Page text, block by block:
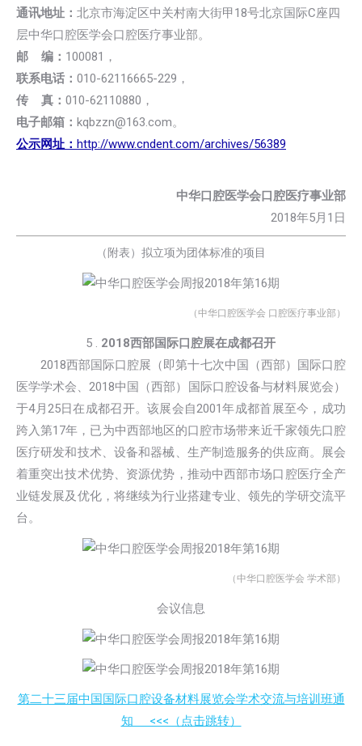
通讯地址： 北京市海淀区中关村南大街甲18号北京国际C座四
层中华口腔医学会口腔医疗事业部。
邮 编： 100081，
联系电话： 010-62116665-229，
传 真： 010-62110880，
电子邮箱： kqbzzn@163.com。
公示网址： http://www.cndent.com/archives/56389
中华口腔医学会口腔医疗事业部
2018年5月1日
（附表）拟立项为团体标准的项目
（中华口腔医学会 口腔医疗事业部）
5 . 2018西部国际口腔展在成都召开
2018西部国际口腔展（即第十七次中国（西部）国际口腔
医学学术会、2018中国（西部）国际口腔设备与材料展览会）
于4月25日在成都召开。该展会自2001年成都首展至今，成功
跨入第17年，已为中西部地区的口腔市场带来近千家领先口腔
医疗研发和技术、设备和器械、生产制造服务的供应商。展会
着重突出技术优势、资源优势，推动中西部市场口腔医疗全产
业链发展及优化，将继续为行业搭建专业、领先的学研交流平
台。
（中华口腔医学会 学术部）
会议信息
第二十三届中国国际口腔设备材料展览会学术交流与培训班通
知 <<<（点击跳转）